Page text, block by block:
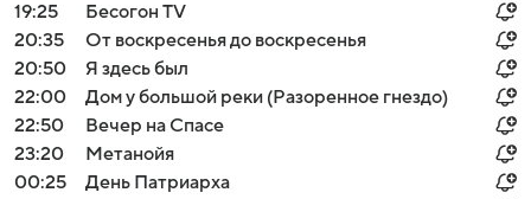
19:25
Бесогон TV
20:35
От воскресенья до воскресенья
20:50
Я здесь был
22:00
Дом у большой реки (Разоренное гнездо)
22:50
Вечер на Спасе
23:20
Мeтанoйя
00:25
День Патриарха